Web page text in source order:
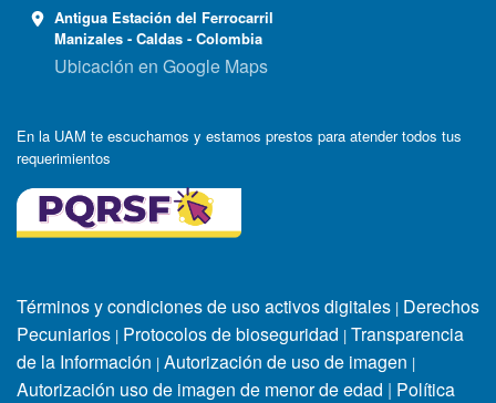
Antigua Estación del Ferrocarril
Manizales - Caldas - Colombia
Ubicación en Google Maps
En la UAM te escuchamos y estamos prestos para atender todos tus
requerimientos
Términos y condiciones de uso activos digitales | Derechos
Pecuniarios | Protocolos de bioseguridad | Transparencia
de la Información | Autorización de uso de imagen |
Autorización uso de imagen de menor de edad | Política